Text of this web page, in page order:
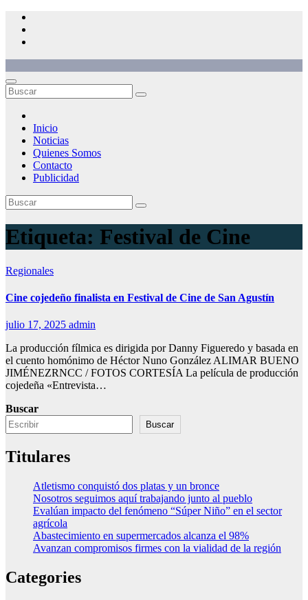
Saltar
contenido
Inicio
Noticias
Quienes Somos
Contacto
Publicidad
Etiqueta: Festival de Cine
Regionales
Cine cojedeño finalista en Festival de Cine de San Agustín
julio 17, 2025 admin
La producción fílmica es dirigida por Danny Figueredo y basada en
el cuento homónimo de Héctor Nuno González ALIMAR BUENO
JIMÉNEZRNCC / FOTOS CORTESÍA La película de producción
cojedeña «Entrevista…
Buscar
Buscar
Titulares
Atletismo conquistó dos platas y un bronce
Nosotros seguimos aquí trabajando junto al pueblo
Evalúan impacto del fenómeno “Súper Niño” en el sector
agrícola
Abastecimiento en supermercados alcanza el 98%
Avanzan compromisos firmes con la vialidad de la región
Categories